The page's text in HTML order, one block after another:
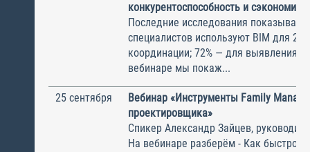
конкурентоспособность и
Последние исследования
специалистов используют BIM для 2D/
координации; 72% — для выявления
вебинаре мы покаж...
25 сентября
Вебинар «‎Инструменты Family
проектировщика»
Спикер Александр Зайцев,
На вебинаре разберём - Как быстро